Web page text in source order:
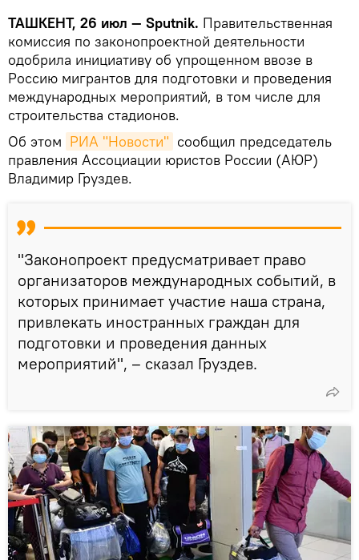
ТАШКЕНТ, 26 июл — Sputnik. Правительственная
комиссия по законопроектной деятельности
одобрила инициативу об упрощенном ввозе в
Россию мигрантов для подготовки и проведения
международных мероприятий, в том числе для
строительства стадионов.
Об этом РИА "Новости" сообщил председатель
правления Ассоциации юристов России (АЮР)
Владимир Груздев.
"Законопроект предусматривает право
организаторов международных событий, в
которых принимает участие наша страна,
привлекать иностранных граждан для
подготовки и проведения данных
мероприятий", – сказал Груздев.